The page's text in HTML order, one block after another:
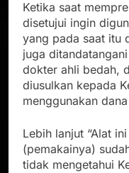
Ketika saat
disetujui ingin
yang pada saat itu
juga
dokter ahli bedah,
diusulkan kepada
menggunakan
Lebih lanjut “Alat
(pemakainya)
tidak mengetahui